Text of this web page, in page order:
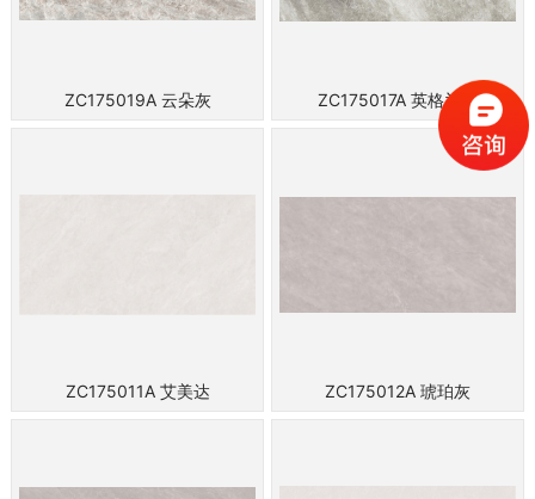
ZC175019A 云朵灰 ZC175017A 英格兰灰
ZC175011A 艾美达 ZC175012A 琥珀灰